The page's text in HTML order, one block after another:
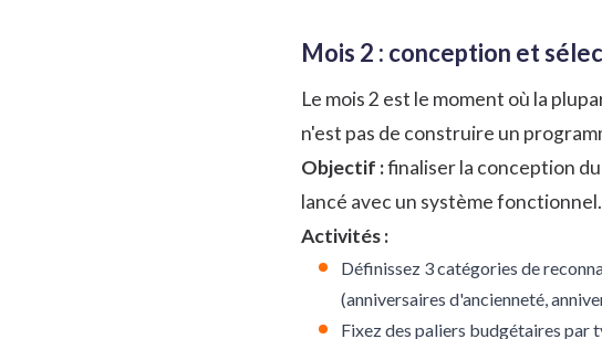
Mois 2 : conception et
Le mois 2 est le moment où la
n'est pas de construire un
Objectif :finaliser la conception
lancé avec un système fonctionnel.
Activités :
Définissez 3 catégories de
(anniversaires d'ancienneté,
Fixez des paliers budgétaires par